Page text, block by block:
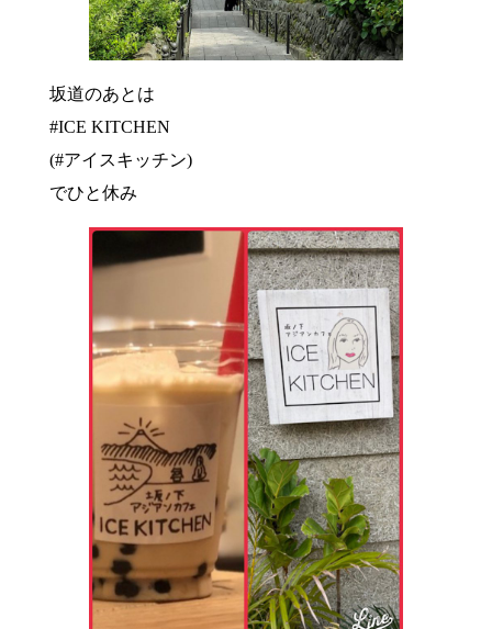
坂道のあとは
#ICE KITCHEN
(#アイスキッチン)
でひと休み